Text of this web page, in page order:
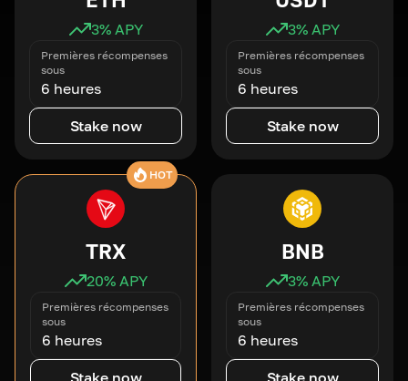
3% APY
Premières récompenses
sous
6 heures
Stake now
3% APY
Premières récompenses
sous
6 heures
Stake now
HOT
TRX
20% APY
Premières récompenses
sous
6 heures
Stake now
BNB
3% APY
Premières récompenses
sous
6 heures
Stake now